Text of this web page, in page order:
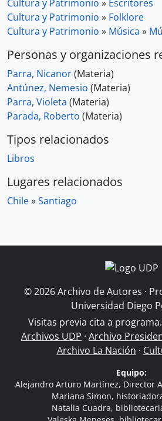
Cultura y Patrimonio » Escritores
Cultura y Patrimonio » Folklore
Cultura y Patrimonio » Música »
Personas y organizaciones
Parra, Nicanor(Materia)
Antúnez, Nemesio (Materia)
Parra, Violeta (Materia)
Parada, Roberto (Materia)
Tipos relacionados
Libros
Lugares relacionados
Chile»Santiago
© 2026 Archivo de Autores ·
Universidad Diego
Visitas previa cita a
Archivos UDP · Archivo
Archivo La Nación ·
Equipo:
Alejandro Arturo Martínez, Director
Mariana Simon,
Natalia Cuadra,